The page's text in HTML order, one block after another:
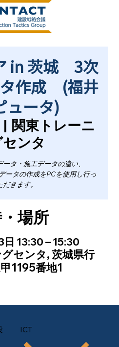
in 茨城 3次
作成 (福井
ュータ)
|
関東トレーニ
ンタ
タ・施工データの違い、
ータの作成をPCを使用し行っ
だきます。
場所
13:30 – 15:30
センタ, 茨城県行
1195番地1
ICT